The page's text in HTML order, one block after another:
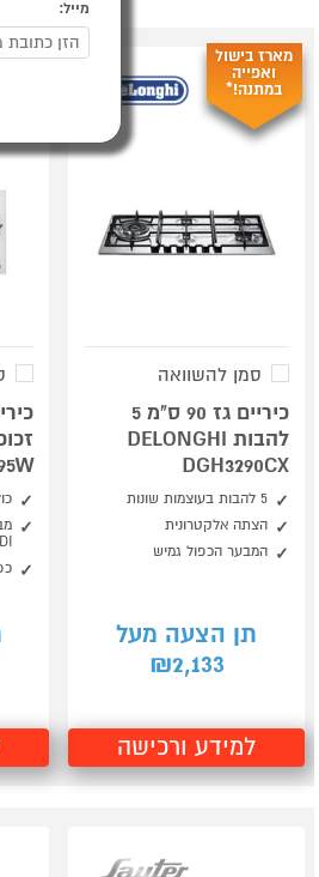
מארז בישול
ואפייה
במתנה!*
סמן להשוואה
כיריים גז 90 ס"מ 5
להבות DELONGHI
DGH3290CX
5 להבות בעוצמות שונות
הצתה אלקטרונית
המבער הכפול גמיש
תן הצעה מעל
₪2,133
למידע ורכישה
מייל: